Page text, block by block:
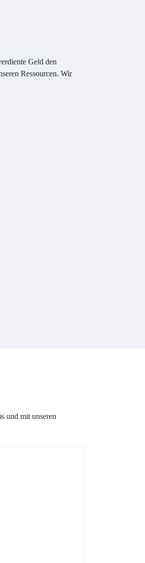
Geld den
Ressourcen. Wir
und mit unseren